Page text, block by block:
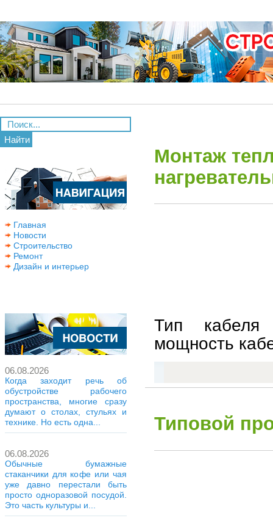
Найти
Главная
Новости
Строительство
Ремонт
Дизайн и интерьер
06.08.2026
Когда заходит речь об
обустройстве рабочего
пространства, многие сразу
думают о столах, стульях и
технике. Но есть одна...
06.08.2026
Обычные бумажные
стаканчики для кофе или чая
уже давно перестали быть
просто одноразовой посудой.
Это часть культуры и...
Монтаж
Тип кабеля
мощность
Типовой